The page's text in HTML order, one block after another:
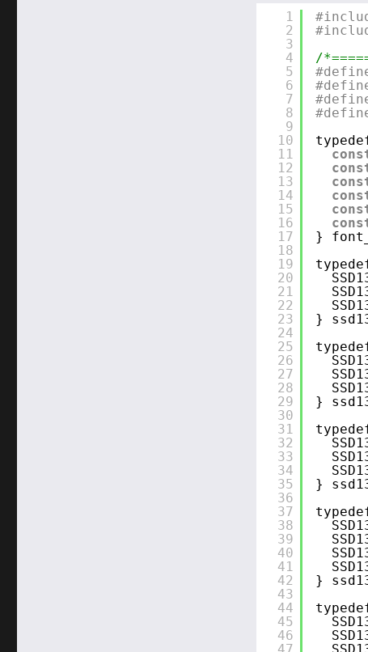
1
2
3
4
5
6
7
8
9
10
11
12
13
14
15
16
17
18
19
20
21
22
23
24
25
26
27
28
29
30
31
32
33
34
35
36
37
38
39
40
41
42
43
44
45
46
/
}
}
}
}
}